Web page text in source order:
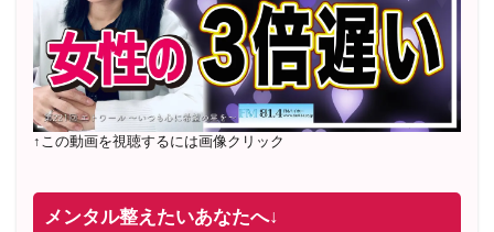
↑この動画を視聴するには画像クリック
メンタル整えたいあなたへ↓